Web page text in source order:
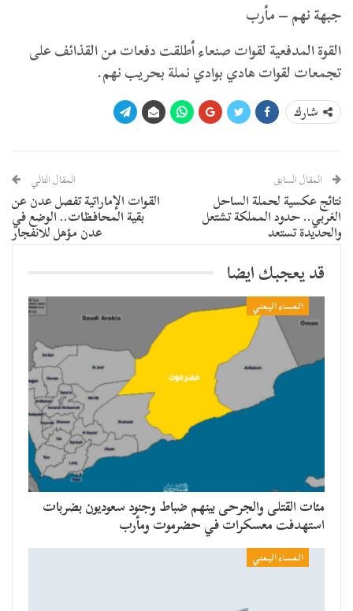
جبهة نهم – مأرب
القوة المدفعية لقوات صنعاء أطلقت دفعات من القذائف على
تجمعات لقوات هادي بوادي نملة بحريب نهم.
شارك
المقال السابق
نتائج عكسية لحملة الساحل
الغربي.. حدود المملكة تشتعل
والحديدة تستعد
المقال التالي
القوات الإماراتية تفصل عدن عن
بقية المحافظات.. الوضع في
عدن مؤهل للانفجار
قد يعجبك ايضا
المساء اليمني
مئات القتلى والجرحى بينهم ضباط وجنود سعوديون بضربات
استهدفت معسكرات في حضرموت ومأرب
المساء اليمني